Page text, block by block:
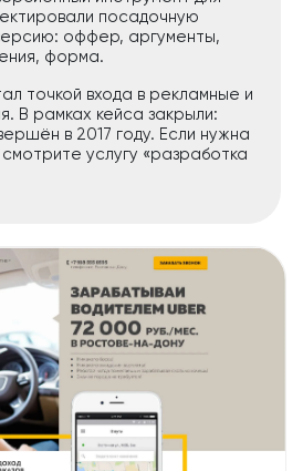
посадочную
оффер, аргументы,
форма.
точкой входа в рекламные и
В рамках кейса закрыли:
в 2017 году. Если нужна
услугу «разработка